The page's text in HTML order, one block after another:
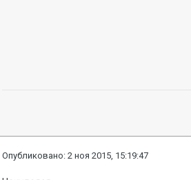
Опубликовано:2 ноя 2015, 15:19:47